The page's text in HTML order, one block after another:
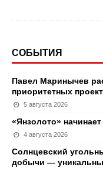
СОБЫТИЯ
Павел Маринычев
приоритетных
5 августа 2026
«Янзолото»
4 августа 2026
Солнцевский
добычи —